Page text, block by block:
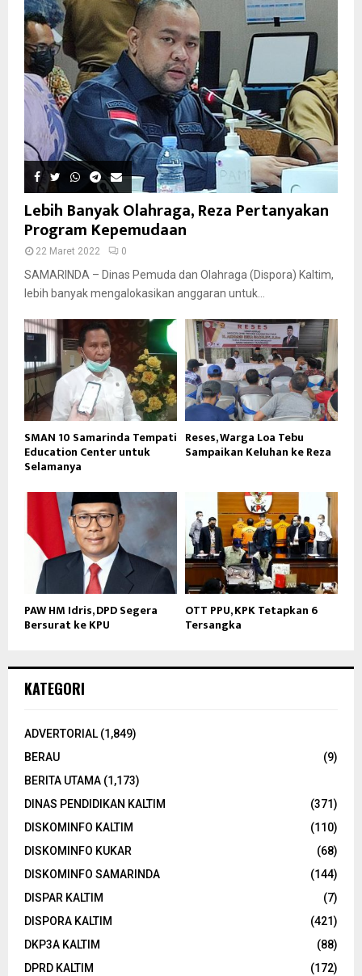
Lebih Banyak Olahraga, Reza Pertanyakan
Program Kepemudaan
22 Maret 2022 0
SAMARINDA – Dinas Pemuda dan Olahraga (Dispora) Kaltim,
lebih banyak mengalokasikan anggaran untuk...
SMAN 10 Samarinda Tempati
Education Center untuk
Selamanya
Reses, Warga Loa Tebu
Sampaikan Keluhan ke Reza
PAW HM Idris, DPD Segera
Bersurat ke KPU
OTT PPU, KPK Tetapkan 6
Tersangka
KATEGORI
ADVERTORIAL(1,849)
BERAU
(9)
BERITA UTAMA (1,173)
DINAS PENDIDIKAN KALTIM
(371)
DISKOMINFO KALTIM
(110)
DISKOMINFO KUKAR
(68)
DISKOMINFO SAMARINDA
(144)
DISPAR KALTIM
(7)
DISPORA KALTIM
(421)
DKP3A KALTIM
(88)
DPRD KALTIM
(172)